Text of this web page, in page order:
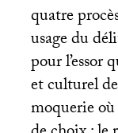
quatre
usage du
pour l’essor
et culturel
moquerie